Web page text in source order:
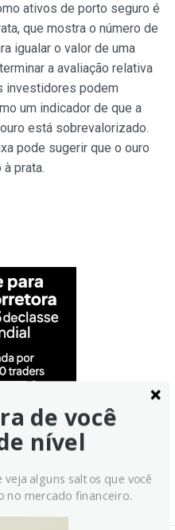
ativos de porto seguro é
que mostra o número de
igualar o valor de uma
a avaliação relativa
investidores podem
um indicador de que a
está sobrevalorizado.
pode sugerir que o ouro
prata.
de você
nível
alguns saltos que você
no mercado financeiro.